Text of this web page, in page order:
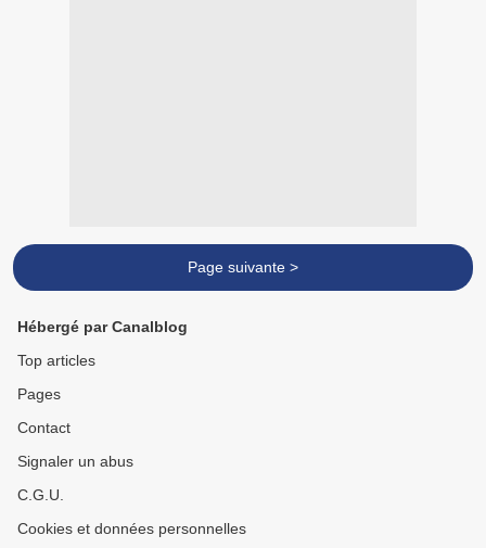
Page suivante >
Hébergé par Canalblog
Top articles
Pages
Contact
Signaler un abus
C.G.U.
Cookies et données personnelles